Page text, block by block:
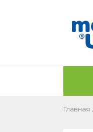
Главная